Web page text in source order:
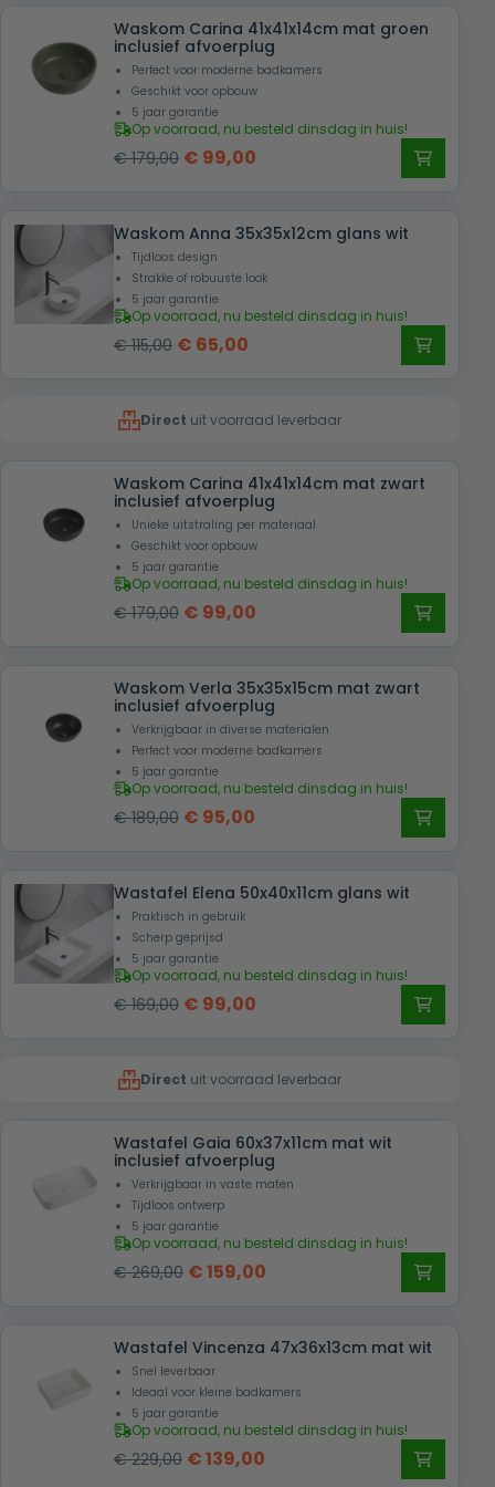
was:
€ 179,00.
is:
€ 99,00.
Waskom Carina 41x41x14cm mat groen
inclusief afvoerplug
Perfect voor moderne badkamers
Geschikt voor opbouw
5 jaar garantie
Op voorraad, nu besteld dinsdag in huis!
€179,00 Oorspronkelijke
was:
€ 179,00.
€ 99,00
is:
€ 99,00.
Waskom Anna 35x35x12cm glans wit
Tijdloos design
Strakke of robuuste look
5 jaar garantie
Op voorraad, nu besteld dinsdag in huis!
€115,00 Oorspronkelijke
€ 115,00.
€ 65,00
€ 65,00.
Direct uit voorraad leverbaar
Waskom Carina 41x41x14cm mat zwart
inclusief afvoerplug
Unieke uitstraling per materiaal
Geschikt voor opbouw
5 jaar garantie
Op voorraad, nu besteld dinsdag in huis!
€179,00 Oorspronkelijke
was:
€ 179,00.
€ 99,00
is:
€ 99,00.
Waskom Verla 35x35x15cm mat zwart
inclusief afvoerplug
Verkrijgbaar in diverse materialen
Perfect voor moderne badkamers
5 jaar garantie
Op voorraad, nu besteld dinsdag in huis!
€189,00 Oorspronkelijke
was:
€ 189,00.
€ 95,00
is:
€ 95,00.
Wastafel Elena 50x40x11cm glans wit
Praktisch in gebruik
Scherp geprijsd
5 jaar garantie
Op voorraad, nu besteld dinsdag in huis!
€169,00 Oorspronkelijke
€ 169,00.
€ 99,00
€ 99,00.
Direct uit voorraad leverbaar
Wastafel Gaia 60x37x11cm mat wit
inclusief afvoerplug
Verkrijgbaar in vaste maten
Tijdloos ontwerp
5 jaar garantie
Op voorraad, nu besteld dinsdag in huis!
€269,00 Oorspronkelijke
was:
€ 269,00.
€159,00
is:
€ 159,00.
Wastafel Vincenza 47x36x13cm mat wit
Snel leverbaar
Ideaal voor kleine badkamers
5 jaar garantie
Op voorraad, nu besteld dinsdag in huis!
€229,00 Oorspronkelijke
€139,00